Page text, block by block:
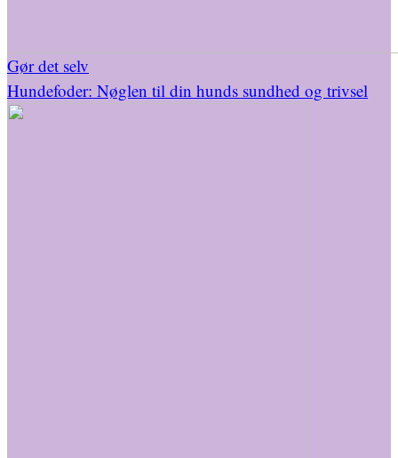
Gør det selv
Hundefoder: Nøglen til din hunds sundhed og trivsel